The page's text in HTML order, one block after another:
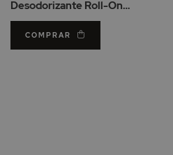
Desodorizante Roll-On
Recarga 50ml
COMPRAR